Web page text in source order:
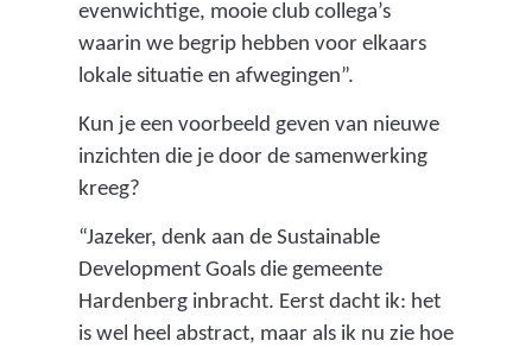
i
n
g
s
l
a
n
evenwichtige, mooie club collega’s
waarin we begrip hebben voor elkaars
lokale situatie en afwegingen”.
Kun je een voorbeeld geven van nieuwe
inzichten die je door de samenwerking
kreeg?
“Jazeker, denk aan de Sustainable
Development Goals die gemeente
Hardenberg inbracht. Eerst dacht ik: het
is wel heel abstract, maar als ik nu zie hoe